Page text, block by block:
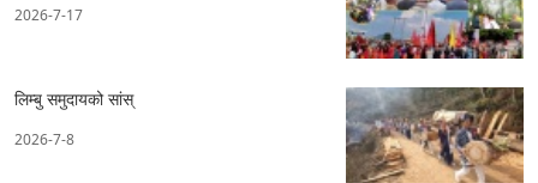
2026-7-17
लिम्बु समुदायको सांस्
2026-7-8